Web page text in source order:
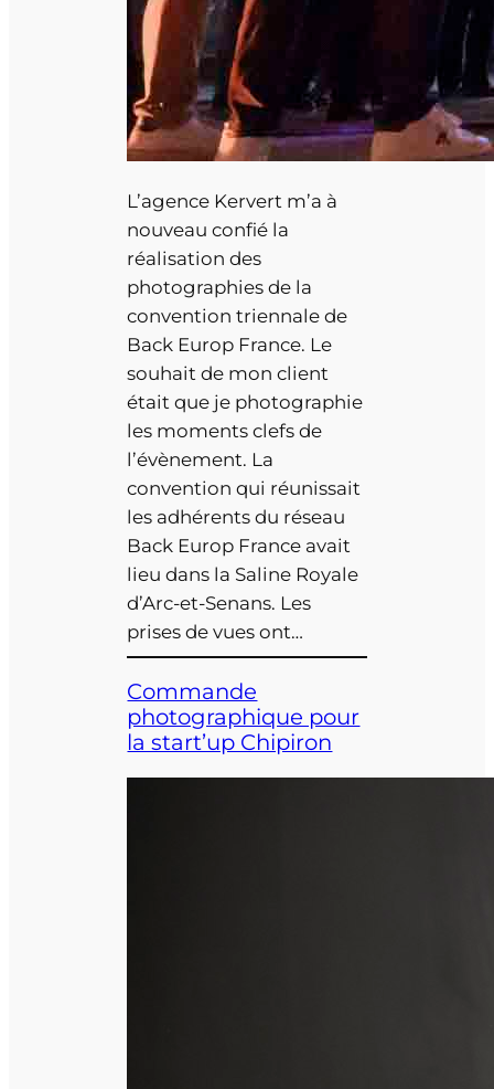
L’agence Kervert m’a à
nouveau confié la
réalisation des
photographies de la
convention triennale de
Back Europ France. Le
souhait de mon client
était que je photographie
les moments clefs de
l’évènement. La
convention qui réunissait
les adhérents du réseau
Back Europ France avait
lieu dans la Saline Royale
d’Arc-et-Senans. Les
prises de vues ont…
Commande
photographique pour
la start’up Chipiron